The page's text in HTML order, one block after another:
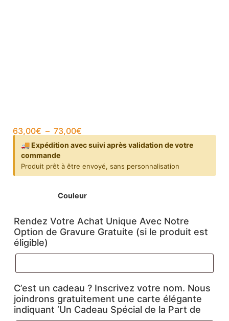
63,00€ – 73,00€
🚚 Expédition avec suivi après validation de votre
commande
Produit prêt à être envoyé, sans personnalisation
Couleur
Rendez Votre Achat Unique Avec Notre
Option de Gravure Gratuite (si le produit est
éligible)
C’est un cadeau ? Inscrivez votre nom. Nous
joindrons gratuitement une carte élégante
indiquant ‘Un Cadeau Spécial de la Part de